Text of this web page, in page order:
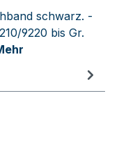
schwarz. -
9220 bis Gr.